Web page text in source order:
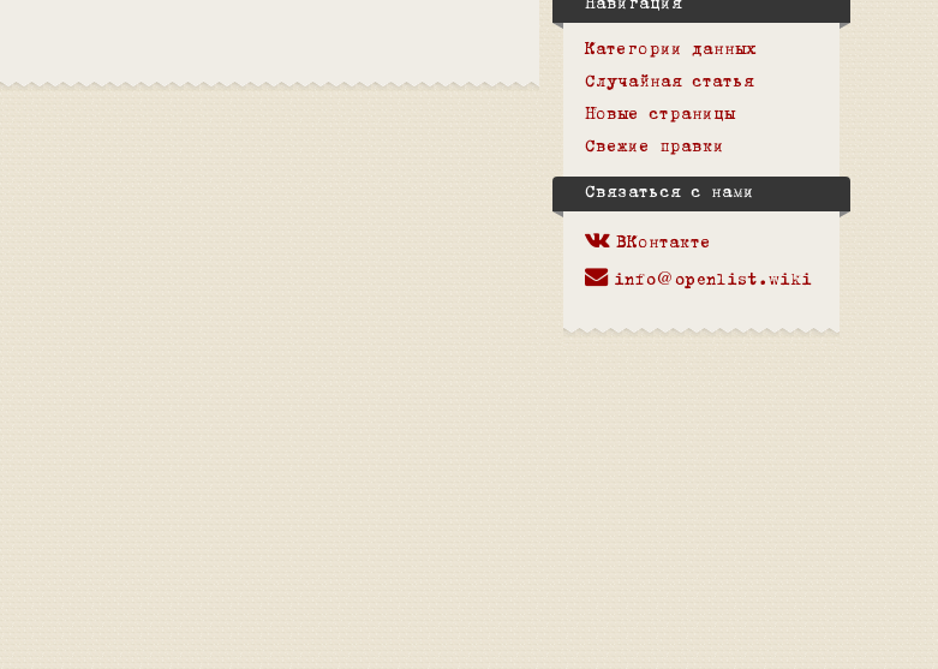
Навигация
Категории данных
Случайная статья
Новые страницы
Свежие правки
Связаться с нами
ВКонтакте
info@openlist.wiki